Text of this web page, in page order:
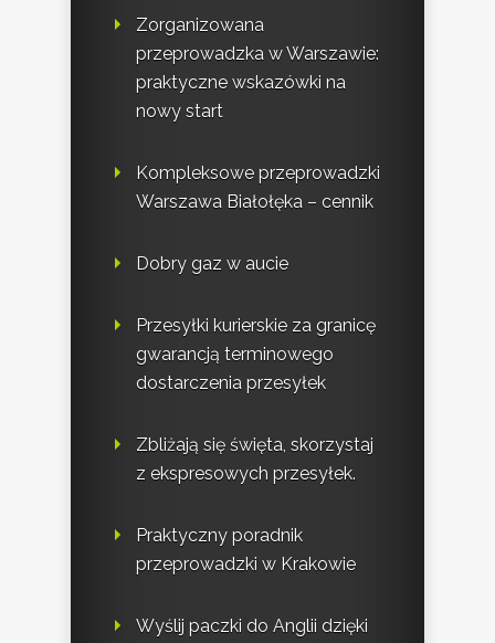
Zorganizowana
przeprowadzka w Warszawie:
praktyczne wskazówki na
nowy start
Kompleksowe przeprowadzki
Warszawa Białołęka – cennik
Dobry gaz w aucie
Przesyłki kurierskie za granicę
gwarancją terminowego
dostarczenia przesyłek
Zbliżają się święta, skorzystaj
z ekspresowych przesyłek.
Praktyczny poradnik
przeprowadzki w Krakowie
Wyślij paczki do Anglii dzięki